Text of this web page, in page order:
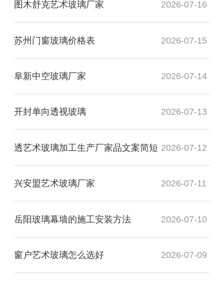
图木舒克艺术玻璃厂家 2026-07-16
苏州门窗玻璃价格表 2026-07-15
阜新中空玻璃厂家 2026-07-14
开封单向透视玻璃 2026-07-13
透艺术玻璃加工生产厂家品文案简短 2026-07-12
兴安盟艺术玻璃厂家 2026-07-11
岳阳玻璃幕墙的施工安装方法 2026-07-10
窗户艺术玻璃怎么选好 2026-07-09